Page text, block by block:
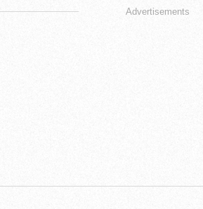
Advertisements